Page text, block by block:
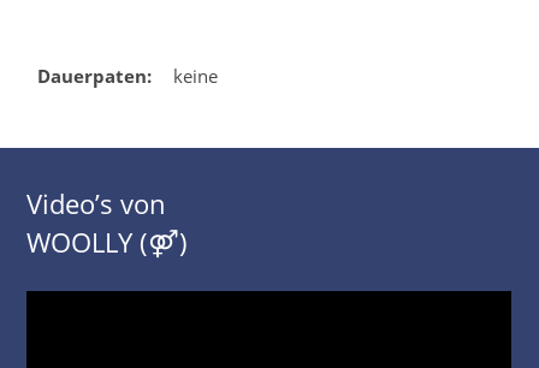
Dauerpaten: keine
Video’s von
WOOLLY (⚤)